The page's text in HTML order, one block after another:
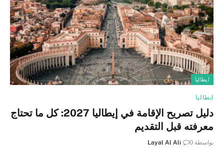
ايطاليا
ايطاليا
دليل تصريح الإقامة في إيطاليا 2027: كل ما تحتاج
معرفته قبل التقديم
بواسطة Layal Al Ali 0